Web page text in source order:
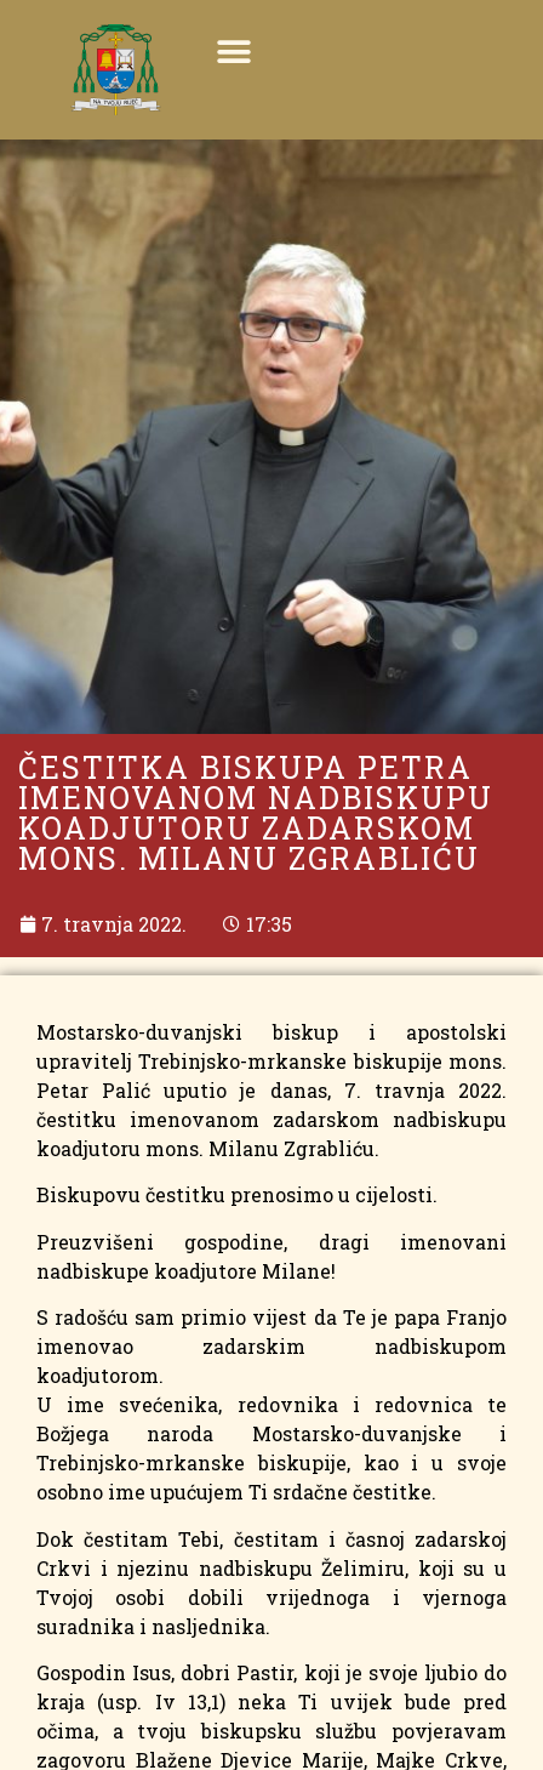
ČESTITKA BISKUPA PETRA
IMENOVANOM NADBISKUPU
KOADJUTORU ZADARSKOM
MONS. MILANU ZGRABLIĆU
7. travnja 2022. 17:35
Mostarsko-duvanjski biskup i apostolski
upravitelj Trebinjsko-mrkanske biskupije mons.
Petar Palić uputio je danas, 7. travnja 2022.
čestitku imenovanom zadarskom nadbiskupu
koadjutoru mons. Milanu Zgrabliću.
Biskupovu čestitku prenosimo u cijelosti.
Preuzvišeni gospodine, dragi imenovani
nadbiskupe koadjutore Milane!
S radošću sam primio vijest da Te je papa Franjo
imenovao zadarskim nadbiskupom
koadjutorom.
U ime svećenika, redovnika i redovnica te
Božjega naroda Mostarsko-duvanjske i
Trebinjsko-mrkanske biskupije, kao i u svoje
osobno ime upućujem Ti srdačne čestitke.
Dok čestitam Tebi, čestitam i časnoj zadarskoj
Crkvi i njezinu nadbiskupu Želimiru, koji su u
Tvojoj osobi dobili vrijednoga i vjernoga
suradnika i nasljednika.
Gospodin Isus, dobri Pastir, koji je svoje ljubio do
kraja (usp. Iv 13,1) neka Ti uvijek bude pred
očima, a tvoju biskupsku službu povjeravam
zagovoru Blažene Djevice Marije, Majke Crkve,